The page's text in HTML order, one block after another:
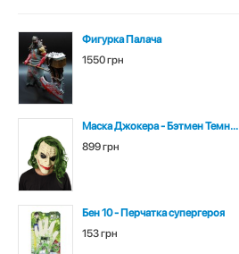
Фигурка Палача
1550 грн
Маска Джокера - Бэтмен Темн...
899 грн
Бен 10 - Перчатка супергероя
153 грн